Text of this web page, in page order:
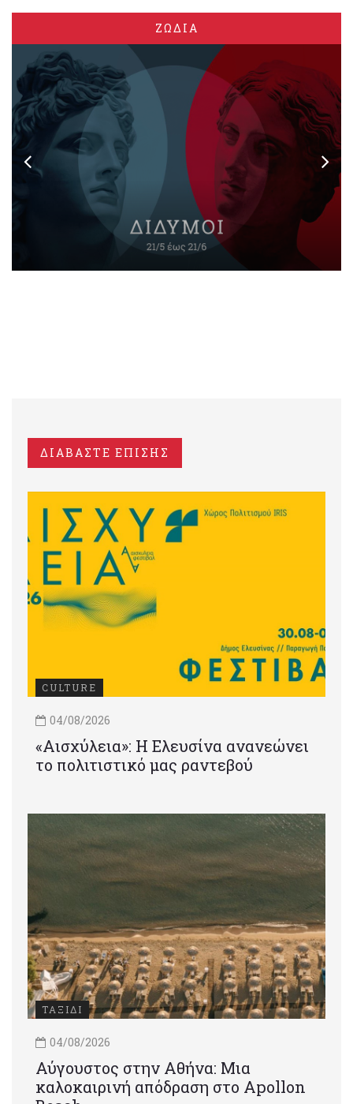
ΖΩΔΙΑ
ΔΙΑΒΑΣΤΕ ΕΠΙΣΗΣ
CULTURE
04/08/2026
«Αισχύλεια»: Η Ελευσίνα ανανεώνει
το πολιτιστικό μας ραντεβού
ΤΑΞΙΔΙ
04/08/2026
Αύγουστος στην Αθήνα: Μια
καλοκαιρινή απόδραση στο Apollon